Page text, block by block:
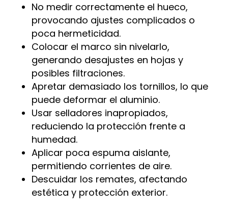
No medir correctamente el hueco,
provocando ajustes complicados o
poca hermeticidad.
Colocar el marco sin nivelarlo,
generando desajustes en hojas y
posibles filtraciones.
Apretar demasiado los tornillos, lo que
puede deformar el aluminio.
Usar selladores inapropiados,
reduciendo la protección frente a
humedad.
Aplicar poca espuma aislante,
permitiendo corrientes de aire.
Descuidar los remates, afectando
estética y protección exterior.